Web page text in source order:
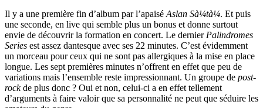
Il y a une première fin d’album par l’apaisé Aslan Sà¼tà¼. Et puis
une seconde, en live qui semble plus un bonus et donne surtout
envie de découvrir la formation en concert. Le dernier Palindromes
Series est assez dantesque avec ses 22 minutes. C’est évidemment
un morceau pour ceux qui ne sont pas allergiques à la mise en place
longue. Les sept premières minutes n’offrent en effet que peu de
variations mais l’ensemble reste impressionnant. Un groupe de post-
rockde plus donc ? Oui et non, celui-ci a en effet tellement
d’arguments à faire valoir que sa personnalité ne peut que séduire les